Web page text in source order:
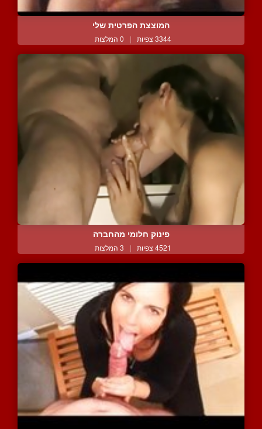
המוצצת הפרטית שלי
3344 צפיות | 0 המלצות
פינוק חלומי מהחברה
4521 צפיות | 3 המלצות